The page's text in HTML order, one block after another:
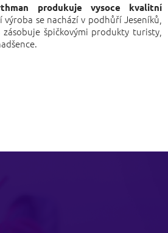
produkuje vysoce kvalitní
výroba se nachází v podhůří Jeseníků,
špičkovými produkty turisty,